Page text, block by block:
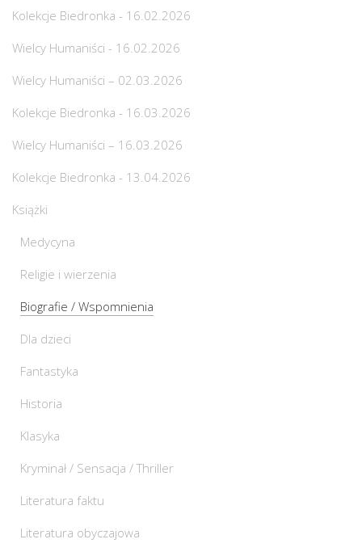
Kolekcje Biedronka - 16.02.2026
Wielcy Humaniści - 16.02.2026
Wielcy Humaniści – 02.03.2026
Kolekcje Biedronka - 16.03.2026
Wielcy Humaniści – 16.03.2026
Kolekcje Biedronka - 13.04.2026
Książki
Medycyna
Religie i wierzenia
Biografie / Wspomnienia
Dla dzieci
Fantastyka
Historia
Klasyka
Kryminał / Sensacja / Thriller
Literatura faktu
Literatura obyczajowa